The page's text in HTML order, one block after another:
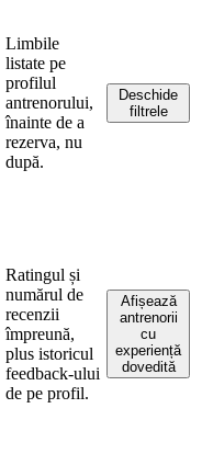
Limbile
listate pe
profilul
antrenorului,
înainte de a
rezerva, nu
după.
Deschide
filtrele
Ratingul și
numărul de
recenzii
împreună,
plus istoricul
feedback-ului
de pe profil.
Afișează
antrenorii
cu
experiență
dovedită